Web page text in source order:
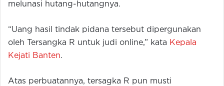
melunasi hutang-hutangnya.
“Uang hasil tindak pidana tersebut dipergunakan
oleh Tersangka R untuk judi online,” kata Kepala
Kejati Banten.
Atas perbuatannya, tersagka R pun musti